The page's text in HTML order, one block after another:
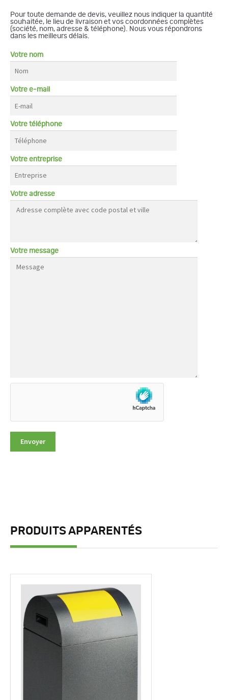
Pour toute demande de devis, veuillez nous indiquer la quantité
souhaitée, le lieu de livraison et vos coordonnées complètes
(société, nom, adresse & téléphone). Nous vous répondrons
dans les meilleurs délais.
Votre nom
Votre e-mail
Votre téléphone
Votre entreprise
Votre adresse
Votre message
PRODUITS APPARENTÉS